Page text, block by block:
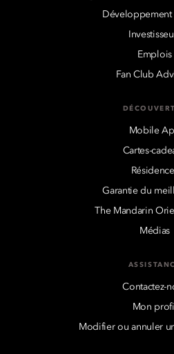
Emplois
Fan Club
Mobile
Cartes-
Garantie du
The Mandarin
Médias
Contactez-
Mon profil
Modifier ou annuler